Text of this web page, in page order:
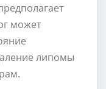
может
липомы